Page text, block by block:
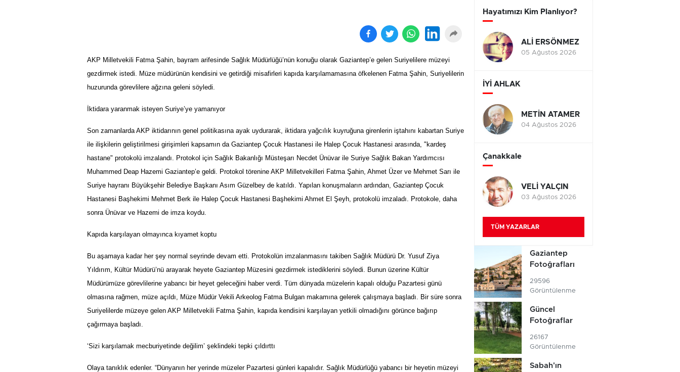
AKP Milletvekili Fatma Şahin, bayram arifesinde Sağlık Müdürlüğü’nün konuğu olarak Gaziantep’e gelen Suriyelilere müzeyi
gezdirmek istedi. Müze müdürünün kendisini ve getirdiği misafirleri kapıda karşılamamasına öfkelenen Fatma Şahin, Suriyelilerin
huzurunda görevlilere ağzına geleni söyledi.
İktidara yaranmak isteyen Suriye’ye yamanıyor
Son zamanlarda AKP iktidarının genel politikasına ayak uydurarak, iktidara yağcılık kuyruğuna girenlerin iştahını kabartan Suriye
ile ilişkilerin geliştirilmesi girişimleri kapsamın da Gaziantep Çocuk Hastanesi ile Halep Çocuk Hastanesi arasında, "kardeş
hastane" protokolü imzalandı. Protokol için Sağlık Bakanlığı Müsteşarı Necdet Ünüvar ile Suriye Sağlık Bakan Yardımcısı
Muhammed Deap Hazemi Gaziantep’e geldi. Protokol törenine AKP Milletvekilleri Fatma Şahin, Ahmet Üzer ve Mehmet Sarı ile
Suriye hayranı Büyükşehir Belediye Başkanı Asım Güzelbey de katıldı. Yapılan konuşmaların ardından, Gaziantep Çocuk
Hastanesi Başhekimi Mehmet Berk ile Halep Çocuk Hastanesi Başhekimi Ahmet El Şeyh, protokolü imzaladı. Protokole, daha
sonra Ünüvar ve Hazemi de imza koydu.
Kapıda karşılayan olmayınca kıyamet koptu
Bu aşamaya kadar her şey normal seyrinde devam etti. Protokolün imzalanmasını takiben Sağlık Müdürü Dr. Yusuf Ziya
Yıldırım, Kültür Müdürü’nü arayarak heyete Gaziantep Müzesini gezdirmek istediklerini söyledi. Bunun üzerine Kültür
Müdürümüze görevlilerine yabancı bir heyet geleceğini haber verdi. Tüm dünyada müzelerin kapalı olduğu Pazartesi günü
olmasına rağmen, müze açıldı, Müze Müdür Vekili Arkeolog Fatma Bulgan makamına gelerek çalışmaya başladı. Bir süre sonra
Suriyelilerde müzeye gelen AKP Milletvekili Fatma Şahin, kapıda kendisini karşılayan yetkili olmadığını görünce bağırıp
çağırmaya başladı.
‘Sizi karşılamak mecburiyetinde değilim’ şeklindeki tepki çıldırttı
Olaya tanıklık edenler. “Dünyanın her yerinde müzeler Pazartesi günleri kapalıdır. Sağlık Müdürlüğü yabancı bir heyetin müzeyi
Hayatımızı Kim Planlıyor?
ALİ ERSÖNMEZ
05 Ağustos 2026
İYİ AHLAK
METİN ATAMER
04 Ağustos 2026
Çanakkale
VELİ YALÇIN
03 Ağustos 2026
TÜM YAZARLAR
Gaziantep
Fotoğrafları
29596
Görüntülenme
Güncel
Fotoğraflar
26167
Görüntülenme
Sabah'ın